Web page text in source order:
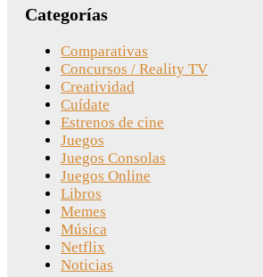
Categorías
Comparativas
Concursos / Reality TV
Creatividad
Cuídate
Estrenos de cine
Juegos
Juegos Consolas
Juegos Online
Libros
Memes
Música
Netflix
Noticias